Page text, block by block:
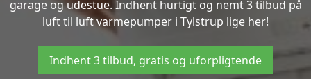
garage og udestue. Indhent hurtigt og nemt 3 tilbud på
luft til luft varmepumper i Tylstrup lige her!
Indhent 3 tilbud, gratis og uforpligtende